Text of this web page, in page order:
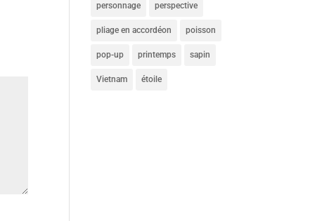
personnage perspective
pliage en accordéon poisson
pop-up printemps sapin
Vietnam étoile